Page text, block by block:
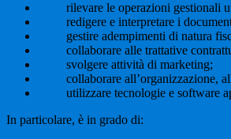
rilevare le operazioni gestionali
redigere e interpretare i
gestire adempimenti di natura
collaborare alle trattative
svolgere attività di marketing;
collaborare all’organizzazione,
utilizzare tecnologie e software
In particolare, è in grado di: